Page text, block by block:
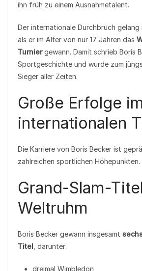
ihn früh zu einem Ausnahmetalent.
Der internationale Durchbruch gelang
als er im Alter von nur 17 Jahren das
Turniergewann. Damit schrieb Boris
Sportgeschichte und wurde zum
Sieger aller Zeiten.
Große Erfolge
internationalen
Die Karriere von Boris Becker ist
zahlreichen sportlichen Höhepunkten.
Grand-Slam-
Weltruhm
Boris Becker gewann insgesamt
Titel , darunter:
dreimal Wimbledon